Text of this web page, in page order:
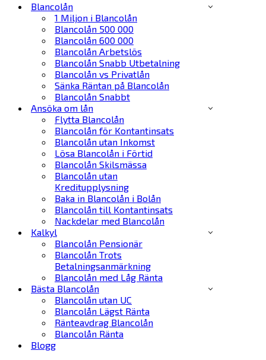
Blancolån
1 Miljon i Blancolån
Blancolån 500 000
Blancolån 600 000
Blancolån Arbetslös
Blancolån Snabb Utbetalning
Blancolån vs Privatlån
Sänka Räntan på Blancolån
Blancolån Snabbt
Ansöka om lån
Flytta Blancolån
Blancolån för Kontantinsats
Blancolån utan Inkomst
Lösa Blancolån i Förtid
Blancolån Skilsmässa
Blancolån utan
Kreditupplysning
Baka in Blancolån i Bolån
Blancolån till Kontantinsats
Nackdelar med Blancolån
Kalkyl
Blancolån Pensionär
Blancolån Trots
Betalningsanmärkning
Blancolån med Låg Ränta
Bästa Blancolån
Blancolån utan UC
Blancolån Lägst Ränta
Ränteavdrag Blancolån
Blancolån Ränta
Blogg